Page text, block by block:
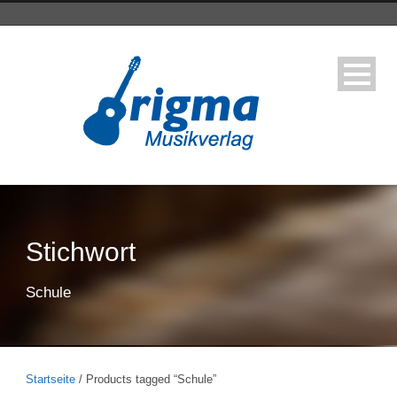
Stichwort
Schule
Startseite / Products tagged “Schule”